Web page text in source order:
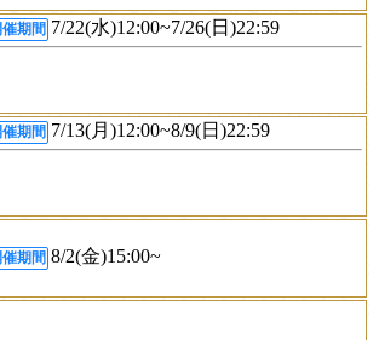
催期間 7/22(水)12:00~7/26(日)22:59
催期間 7/13(月)12:00~8/9(日)22:59
催期間 8/2(金)15:00~